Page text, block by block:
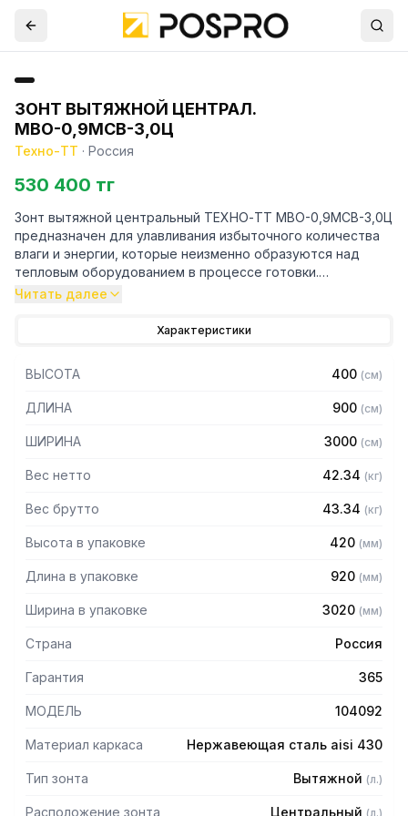
ЗОНТ ВЫТЯЖНОЙ ЦЕНТРАЛ.
МВО-0,9МСВ-3,0Ц
Техно-ТТ · Россия
530 400 тг
Зонт вытяжной центральный ТЕХНО-ТТ МВО-0,9МСВ-3,0Ц
предназначен для улавливания избыточного количества
влаги и энергии, которые неизменно образуются над
тепловым оборудованием в процессе готовки.
капли жира, которые в противном случае оседали бы на
защищает сотрудников горячего цеха.
Особенности:
— Бескаркасный
0,8мм
— Поставляется в собранном виде
Читать далее
Характеристики
ВЫСОТА 400 (см)
ДЛИНА 900 (см)
ШИРИНА 3000 (см)
Вес нетто 42.34 (кг)
Вес брутто 43.34 (кг)
Высота в упаковке 420 (мм)
Длина в упаковке 920 (мм)
Ширина в упаковке 3020 (мм)
Страна Россия
Гарантия 365
МОДЕЛЬ 104092
Материал каркаса Нержавеющая сталь aisi 430
Тип зонта Вытяжной (л.)
Расположение зонта Центральный (л.)